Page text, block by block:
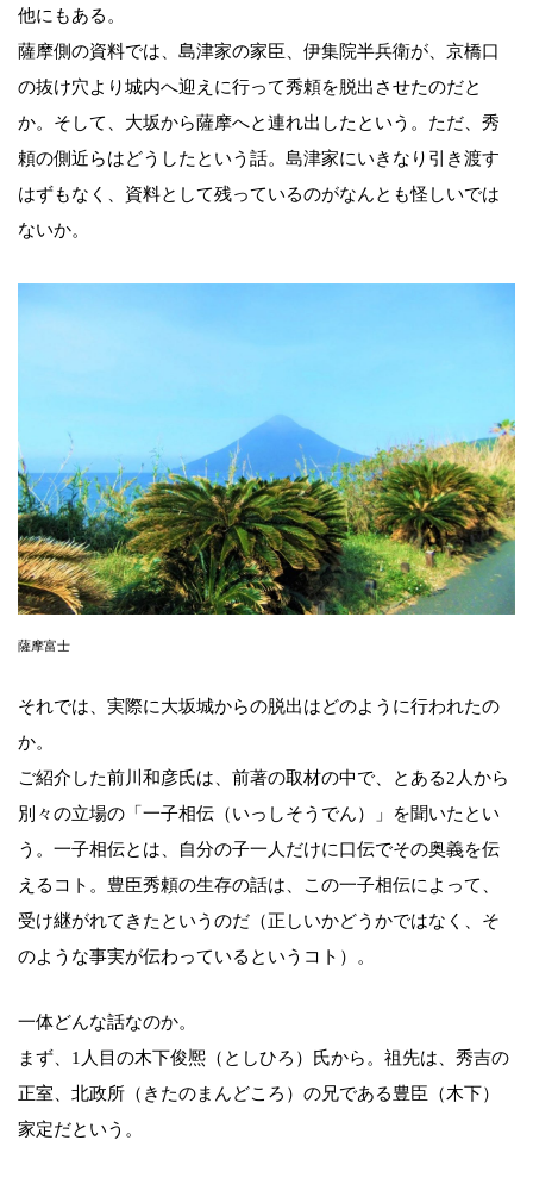
他にもある。
薩摩側の資料では、島津家の家臣、伊集院半兵衛が、京橋口
の抜け穴より城内へ迎えに行って秀頼を脱出させたのだと
か。そして、大坂から薩摩へと連れ出したという。ただ、秀
頼の側近らはどうしたという話。島津家にいきなり引き渡す
はずもなく、資料として残っているのがなんとも怪しいでは
ないか。
薩摩富士
それでは、実際に大坂城からの脱出はどのように行われたの
か。
ご紹介した前川和彦氏は、前著の取材の中で、とある2人から
別々の立場の「一子相伝（いっしそうでん）」を聞いたとい
う。一子相伝とは、自分の子一人だけに口伝でその奥義を伝
えるコト。豊臣秀頼の生存の話は、この一子相伝によって、
受け継がれてきたというのだ（正しいかどうかではなく、そ
のような事実が伝わっているというコト）。
一体どんな話なのか。
まず、1人目の木下俊熈（としひろ）氏から。祖先は、秀吉の
正室、北政所（きたのまんどころ）の兄である豊臣（木下）
家定だという。